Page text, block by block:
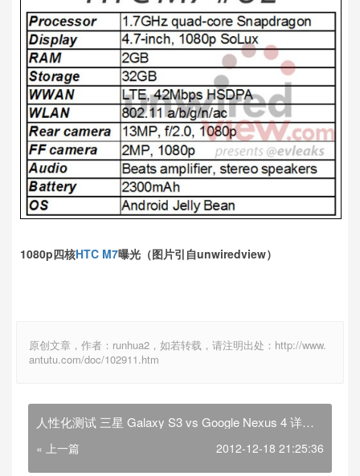
1080p四核HTC M7曝光（图片引自unwiredview）
原创文章，作者：runhua2，如若转载，请注明出处：http://www.
antutu.com/doc/102911.htm
人性化测试 三星 Galaxy S3 vs Google Nexus 4 详细
对比评测
« 上一篇 2012-12-18 21:25:36